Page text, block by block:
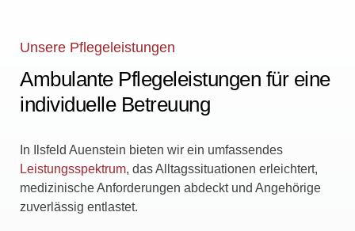
Unsere Pflegeleistungen
Ambulante Pflegeleistungen für eine
individuelle Betreuung
In Ilsfeld Auenstein bieten wir ein umfassendes
Leistungsspektrum, das Alltagssituationen erleichtert,
medizinische Anforderungen abdeckt und Angehörige
zuverlässig entlastet.